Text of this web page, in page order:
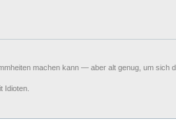
machen kann — aber alt genug, um sich
Idioten.